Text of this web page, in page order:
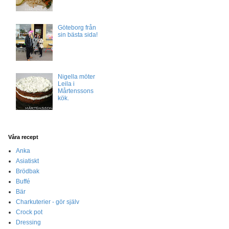
Göteborg från
sin bästa sida!
Nigella möter
Leila i
Mårtenssons
kök.
Våra recept
Anka
Asiatiskt
Brödbak
Buffé
Bär
Charkuterier - gör själv
Crock pot
Dressing